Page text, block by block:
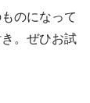
のになって
。ぜひお試